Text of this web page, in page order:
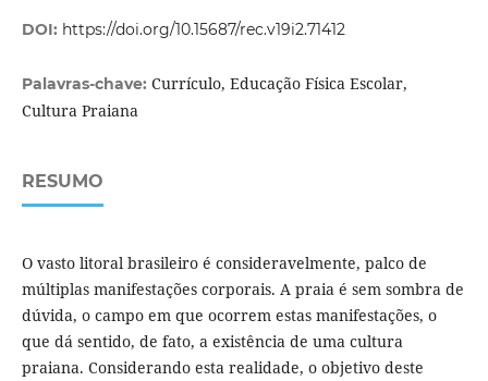
DOI: https://doi.org/10.15687/rec.v19i2.71412
Palavras-chave: Currículo, Educação Física Escolar,
Cultura Praiana
RESUMO
O vasto litoral brasileiro é consideravelmente, palco de
múltiplas manifestações corporais. A praia é sem sombra de
dúvida, o campo em que ocorrem estas manifestações, o
que dá sentido, de fato, a existência de uma cultura
praiana. Considerando esta realidade, o objetivo deste